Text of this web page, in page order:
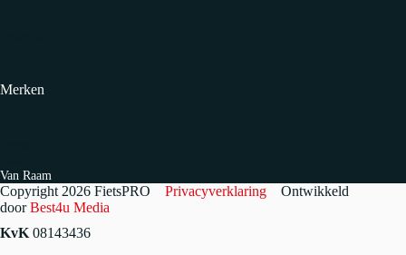
Merken
Van Raam
Copyright 2026 FietsPRO Privacyverklaring Ontwikkeld
doorBest4u Media
KvK08143436